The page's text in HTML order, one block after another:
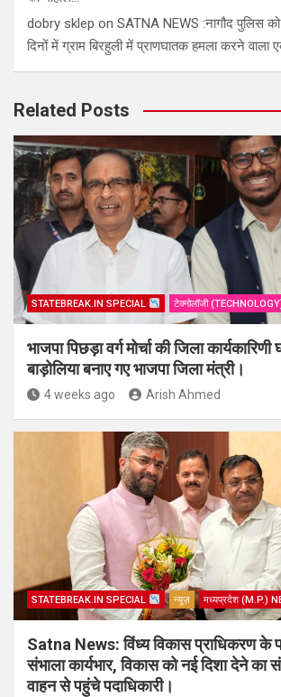
dobry sklep on SATNA NEWS :नागौद पुलिस
दिनों में ग्राम बिरहुली में प्राणघातक हमला करने वाला
Related Posts
STATEBREAK.IN SPECIAL टेक्नोलॉजी
भाजपा पिछड़ा वर्ग मोर्चा की जिला
बाड़ोलिया बनाए गए भाजपा जिला मंत्री।
4 weeks ago Arish Ahmed
STATEBREAK.IN SPECIAL न्यूज़ मध्यप्रदेश (M.P.)
Satna News: विंध्य विकास प्राधिकरण के
संभाला कार्यभार, विकास को नई दिशा देने
वाहन से पहुंचे पदाधिकारी।